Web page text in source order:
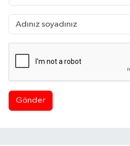
Gönder